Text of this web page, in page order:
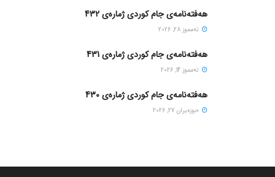
هەفتەنامەی جام کوردی ژمارەی 432
ته‌مموز 28, 2026
هەفتەنامەی جام کوردی ژمارەی 431
ته‌مموز 14, 2026
هەفتەنامەی جام کوردی ژمارەی 430
حوزه‌یران 27, 2026